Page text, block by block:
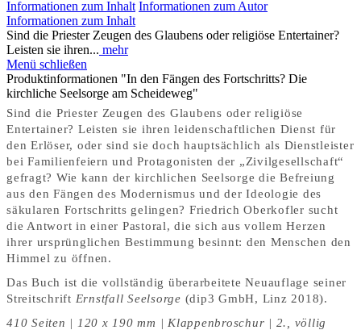
Informationen zum Inhalt Informationen zum Autor
Informationen zum Inhalt
Sind die Priester Zeugen des Glaubens oder religiöse Entertainer?
Leisten sie ihren... mehr
Menü schließen
Produktinformationen "In den Fängen des Fortschritts? Die
kirchliche Seelsorge am Scheideweg"
Sind die Priester Zeugen des Glaubens oder religiöse
Entertainer? Leisten sie ihren leidenschaftlichen Dienst für
den Erlöser, oder sind sie doch hauptsächlich als Dienstleister
bei Familienfeiern und Protagonisten der „Zivilgesellschaft“
gefragt? Wie kann der kirchlichen Seelsorge die Befreiung
aus den Fängen des Modernismus und der Ideologie des
säkularen Fortschritts gelingen? Friedrich Oberkofler sucht
die Antwort in einer Pastoral, die sich aus vollem Herzen
ihrer ursprünglichen Bestimmung besinnt: den Menschen den
Himmel zu öffnen.
Das Buch ist die vollständig überarbeitete Neuauflage seiner
Streitschrift Ernstfall Seelsorge (dip3 GmbH, Linz 2018).
410 Seiten | 120 x 190 mm | Klappenbroschur | 2., völlig